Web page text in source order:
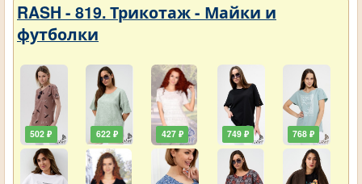
RASH - 819. Трикотаж - Майки и
футболки
502 ₽ 622 ₽ 427 ₽ 749 ₽ 768 ₽